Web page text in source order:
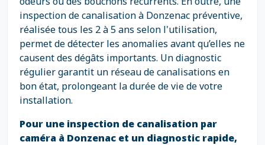
inspection de canalisation à Donzenac préventive,
réalisée tous les 2 à 5 ans selon l'utilisation,
permet de détecter les anomalies avant qu’elles ne
causent des dégâts importants. Un diagnostic
régulier garantit un réseau de canalisations en
bon état, prolongeant la durée de vie de votre
installation.
Pour une inspection de canalisation par
caméra à Donzenac et un diagnostic rapide,